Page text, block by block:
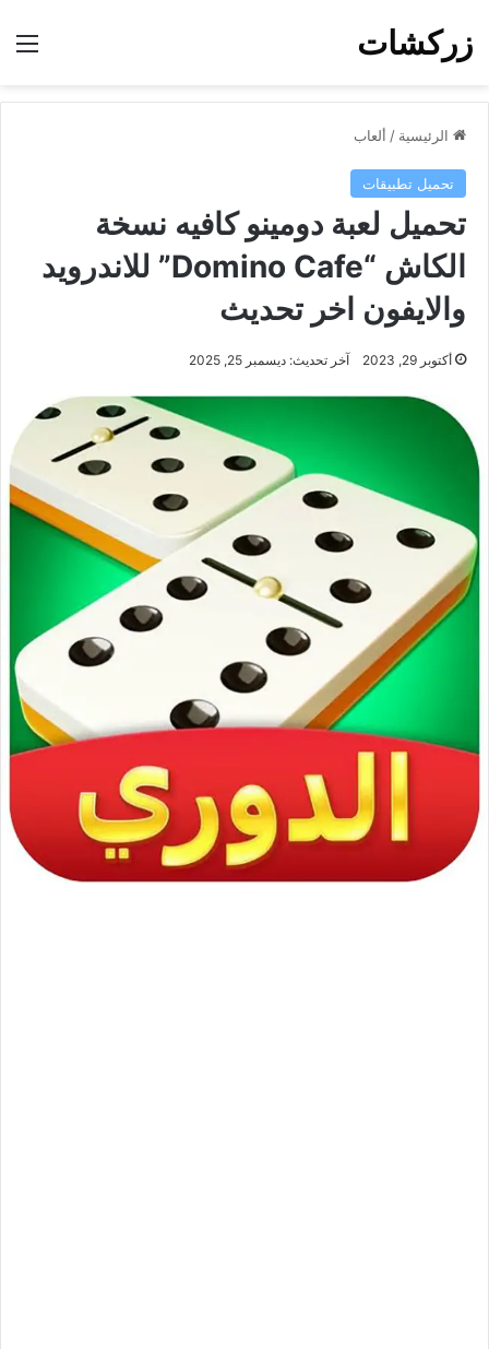
زركشات
الرئيسية / ألعاب
تحميل تطبيقات
تحميل لعبة دومينو كافيه نسخة
الكاش “Domino Cafe” للاندرويد
والايفون اخر تحديث
أكتوبر 29, 2023 آخر تحديث: ديسمبر 25, 2025